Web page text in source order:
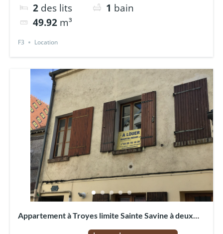
2 des lits 1 bain
49.92 m³
F3 Location
Appartement à Troyes limite Sainte Savine à deux